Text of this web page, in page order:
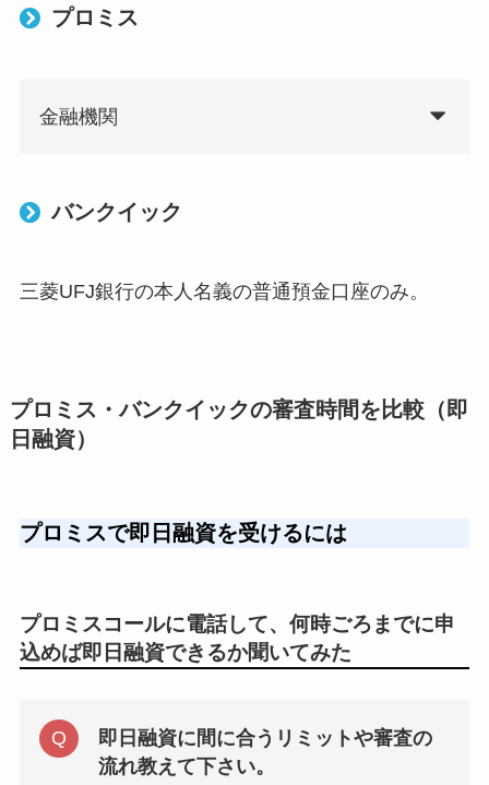
プロミス
金融機関
バンクイック
三菱UFJ銀行の本人名義の普通預金口座のみ。
プロミス・バンクイックの審査時間を比較（即
日融資）
プロミスで即日融資を受けるには
プロミスコールに電話して、何時ごろまでに申
込めば即日融資できるか聞いてみた
即日融資に間に合うリミットや審査の
流れ教えて下さい。